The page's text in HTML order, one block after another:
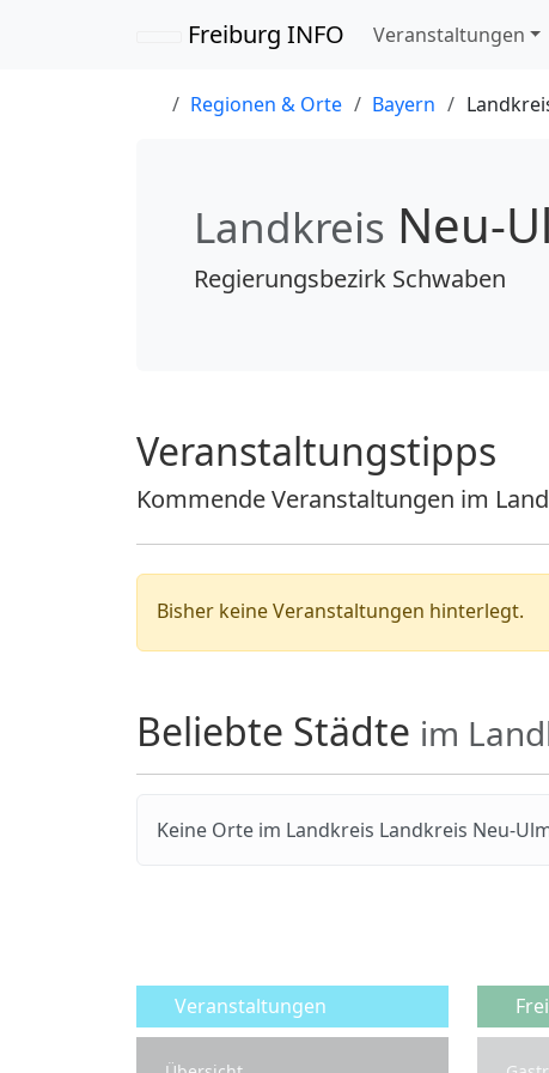
Freiburg INFO Navigation
Veranstaltungen
Regionen & Orte Bayern
Landkreis Neu-
Regierungsbezirk Schwaben
Veranstaltungstipps
Kommende Veranstaltungen im
Bisher keine Veranstaltungen hinterlegt.
Beliebte Städte im
Keine Orte im Landkreis Landkreis Neu-
Veranstaltungen